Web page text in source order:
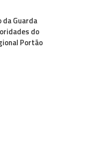
Guarda
do
Portão